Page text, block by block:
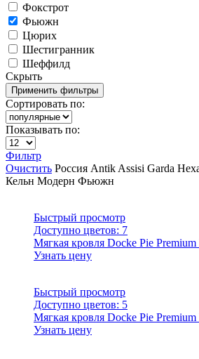
Фокстрот
Фьюжн
Цюрих
Шестигранник
Шеффилд
Скрыть
Сортировать по:
Показывать по:
Фильтр
Очистить Россия Antik Assisi Garda
Кельн Модерн Фьюжн
Быстрый просмотр
Доступно цветов: 7
Мягкая кровля Docke Pie Premium
Узнать цену
Быстрый просмотр
Доступно цветов: 5
Мягкая кровля Docke Pie Premium
Узнать цену